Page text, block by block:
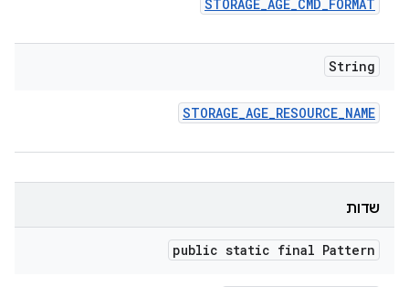
STORAGE_AGE_CMD_FORMAT
String
STORAGE_AGE_RESOURCE_NAME
שדות
public static final Pattern